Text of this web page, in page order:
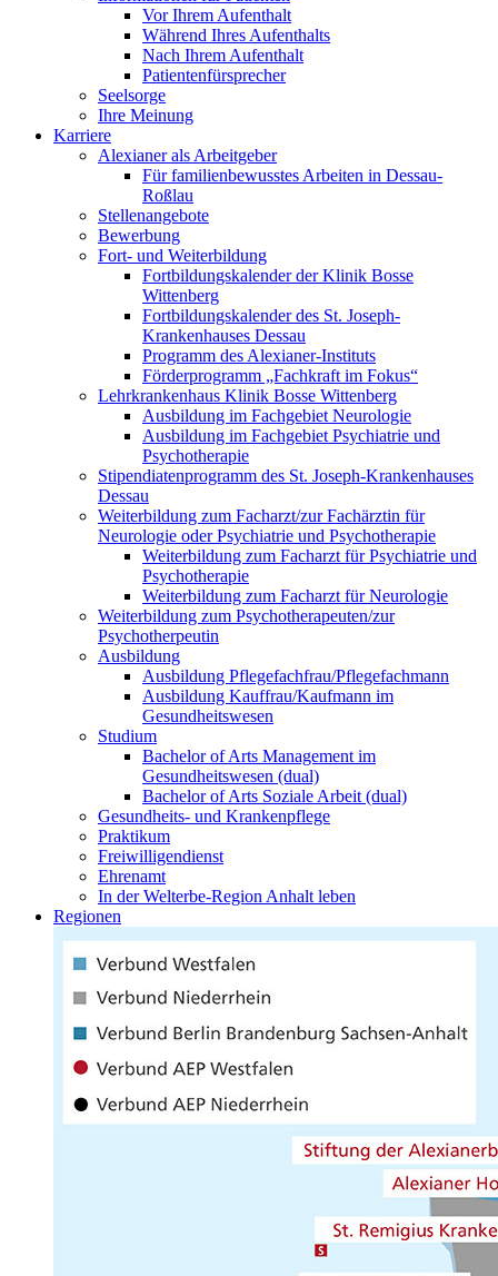
Vor Ihrem Aufenthalt
Während Ihres Aufenthalts
Nach Ihrem Aufenthalt
Patientenfürsprecher
Seelsorge
Ihre Meinung
Karriere
Alexianer als Arbeitgeber
Für familienbewusstes Arbeiten in Dessau-
Roßlau
Stellenangebote
Bewerbung
Fort- und Weiterbildung
Fortbildungskalender der Klinik Bosse
Wittenberg
Fortbildungskalender des St. Joseph-
Krankenhauses Dessau
Programm des Alexianer-Instituts
Förderprogramm „Fachkraft im Fokus“
Lehrkrankenhaus Klinik Bosse Wittenberg
Ausbildung im Fachgebiet Neurologie
Ausbildung im Fachgebiet Psychiatrie und
Psychotherapie
Stipendiatenprogramm des St. Joseph-Krankenhauses
Dessau
Weiterbildung zum Facharzt/zur Fachärztin für
Neurologie oder Psychiatrie und Psychotherapie
Weiterbildung zum Facharzt für Psychiatrie und
Psychotherapie
Weiterbildung zum Facharzt für Neurologie
Weiterbildung zum Psychotherapeuten/zur
Psychotherpeutin
Ausbildung
Ausbildung Pflegefachfrau/Pflegefachmann
Ausbildung Kauffrau/Kaufmann im
Gesundheitswesen
Studium
Bachelor of Arts Management im
Gesundheitswesen (dual)
Bachelor of Arts Soziale Arbeit (dual)
Gesundheits- und Krankenpflege
Praktikum
Freiwilligendienst
Ehrenamt
In der Welterbe-Region Anhalt leben
Regionen